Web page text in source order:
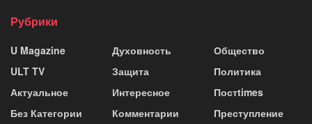
Рубрики
U Magazine
ULT TV
Актуальное
Без Категории
Духовность
Защита
Интересное
Комментарии
Общество
Политика
Постtimes
Преступление